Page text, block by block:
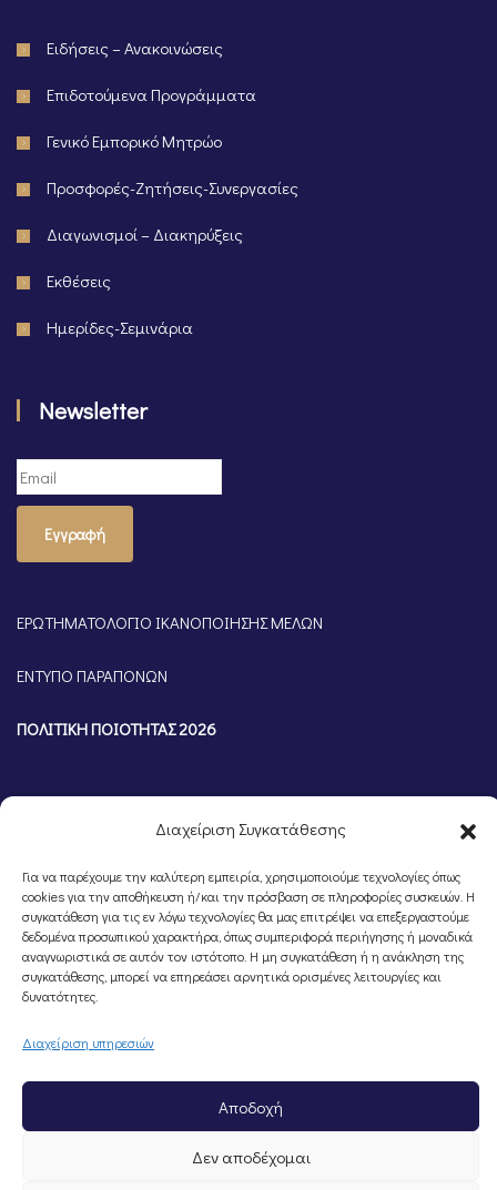
Διαχείριση Συγκατάθεσης
Για να παρέχουμε την καλύτερη εμπειρία, χρησιμοποιούμε τεχνολογίες όπως
cookies για την αποθήκευση ή/και την πρόσβαση σε πληροφορίες συσκευών. Η
συγκατάθεση για τις εν λόγω τεχνολογίες θα μας επιτρέψει να επεξεργαστούμε
δεδομένα προσωπικού χαρακτήρα, όπως συμπεριφορά περιήγησης ή μοναδικά
αναγνωριστικά σε αυτόν τον ιστότοπο. Η μη συγκατάθεση ή η ανάκληση της
συγκατάθεσης, μπορεί να επηρεάσει αρνητικά ορισμένες λειτουργίες και
δυνατότητες.
Διαχείριση υπηρεσιών
Αποδοχή
Δεν αποδέχομαι
Ειδήσεις – Ανακοινώσεις
Επιδοτούμενα Προγράμματα
Γενικό Εμπορικό Μητρώο
Προσφορές-Ζητήσεις-Συνεργασίες
Διαγωνισμοί – Διακηρύξεις
Εκθέσεις
Ημερίδες-Σεμινάρια
Newsletter
Εγγραφή
ΕΡΩΤΗΜΑΤΟΛΟΓΙΟ ΙΚΑΝΟΠΟΙΗΣΗΣ ΜΕΛΩΝ
ΕΝΤΥΠΟ ΠΑΡΑΠΟΝΩΝ
ΠΟΛΙΤΙΚΗ ΠΟΙΟΤΗΤΑΣ 2026
©Portal Επιμελητηρίου Ημαθίας, Powered byKnowledge A.E.